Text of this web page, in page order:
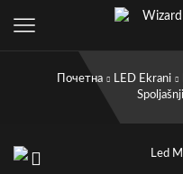
Почетна LED Ekrani